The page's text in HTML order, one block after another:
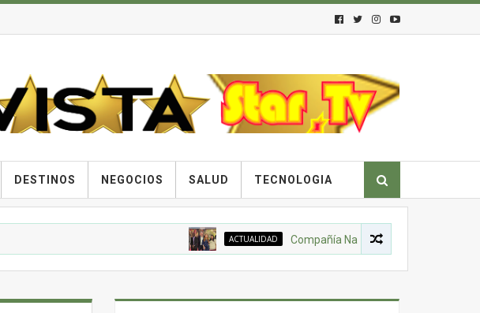
DESTINOS NEGOCIOS SALUD TECNOLOGIA
ACTUALIDAD Compañía Nacional de Chocolates,